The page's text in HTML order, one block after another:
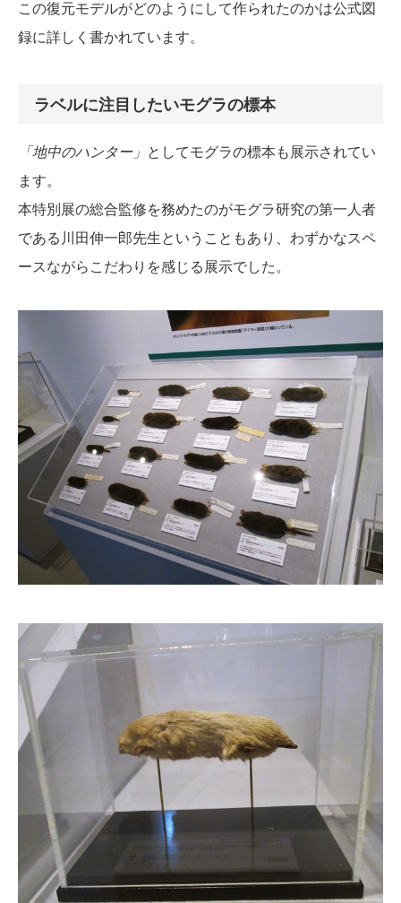
この復元モデルがどのようにして作られたのかは公式図
録に詳しく書かれています。
ラベルに注目したいモグラの標本
「地中のハンター」 としてモグラの標本も展示されてい
ます。
本特別展の総合監修を務めたのがモグラ研究の第一人者
である川田伸一郎先生ということもあり、わずかなスペ
ースながらこだわりを感じる展示でした。